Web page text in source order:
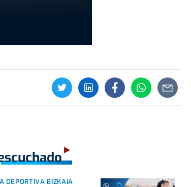
DEPORTIVA BIZKAIA